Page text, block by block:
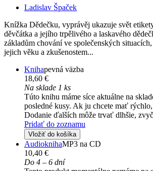
Ladislav Špaček
Knížka Dědečku, vyprávěj ukazuje svět
děvčátka a jejího trpělivého a laskavého
základům chování ve společenských
jejich věku a zkušenostem...
Knihapevná väzba
18,60 €
Na sklade 1 ks
Túto knihu máme síce aktuálne na
posledné kusy. Ak ju chcete mať
Dodanie ďalších môže trvať dlhšie,
Pridať do zoznamu
Vložiť do košíka
AudioknihaMP3 na CD
10,40 €
Do 4 – 6 dní